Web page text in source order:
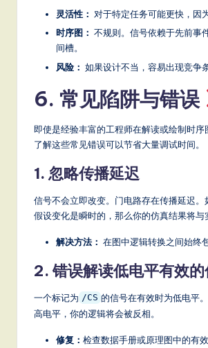
灵活性： 对于特定任务可能更快，因
时序图： 不规则。信号依赖于先前事
间槽。
风险： 如果设计不当，容易出现竞争
6. 常见陷阱与错误
即使是经验丰富的工程师在解读或绘制时序
了解这些常见错误可以节省大量调试时间。
1. 忽略传播延迟
信号不会立即改变。门电路存在传播延迟。
假设变化是瞬时的，那么你的仿真结果将与
解决方法： 在图中逻辑转换之间始终
2. 错误解读低电平有效
一个标记为 /CS 的信号在有效时为低电平
高电平，你的逻辑将会被反相。
修复： 检查数据手册或原理图中的有